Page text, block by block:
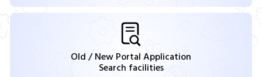
Old / New Portal Application
Search facilities